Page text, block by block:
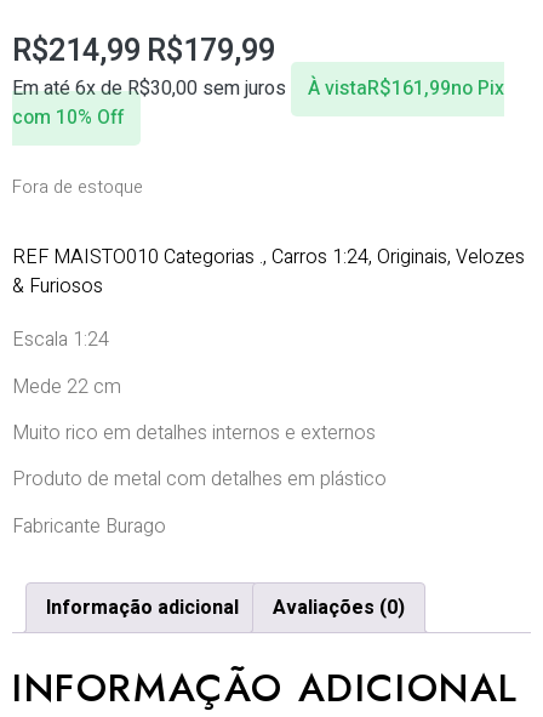
R$214,99 R$179,99
Em até 6x deR$30,00 sem juros À vistaR$161,99no Pix
com 10% Off
Fora de estoque
REF MAISTO010 Categorias ., Carros 1:24, Originais, Velozes
& Furiosos
Escala 1:24
Mede 22 cm
Muito rico em detalhes internos e externos
Produto de metal com detalhes em plástico
Fabricante Burago
Informação adicional Avaliações (0)
INFORMAÇÃO ADICIONAL